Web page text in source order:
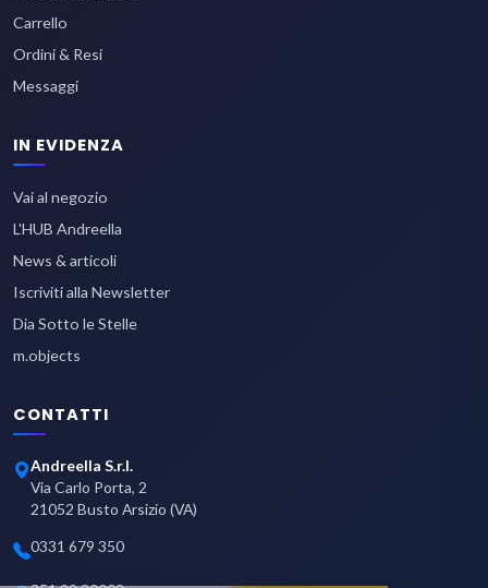
Carrello
Ordini & Resi
Messaggi
IN EVIDENZA
Vai al negozio
L'HUB Andreella
News & articoli
Iscriviti alla Newsletter
Dia Sotto le Stelle
m.objects
CONTATTI
Andreella S.r.l.
Via Carlo Porta, 2
21052 Busto Arsizio (VA)
0331 679 350